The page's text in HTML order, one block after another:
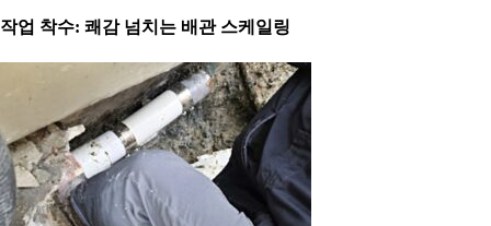
업 착수: 쾌감 넘치는 배관 스케일링